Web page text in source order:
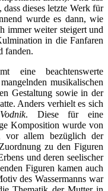
dieses letzte Werk für
wurde es dann, wie
immer weiter steigert und
in die Fanfaren
fanden.
eine beachtenswerte
musikalischen
Gestaltung sowie in der
Anders verhielt es sich
Vodnik. Diese für eine
Komposition wurde von
vor allem bezüglich der
zu den Figuren
und deren seelischer
Figuren kamen auch
des Wassermanns war